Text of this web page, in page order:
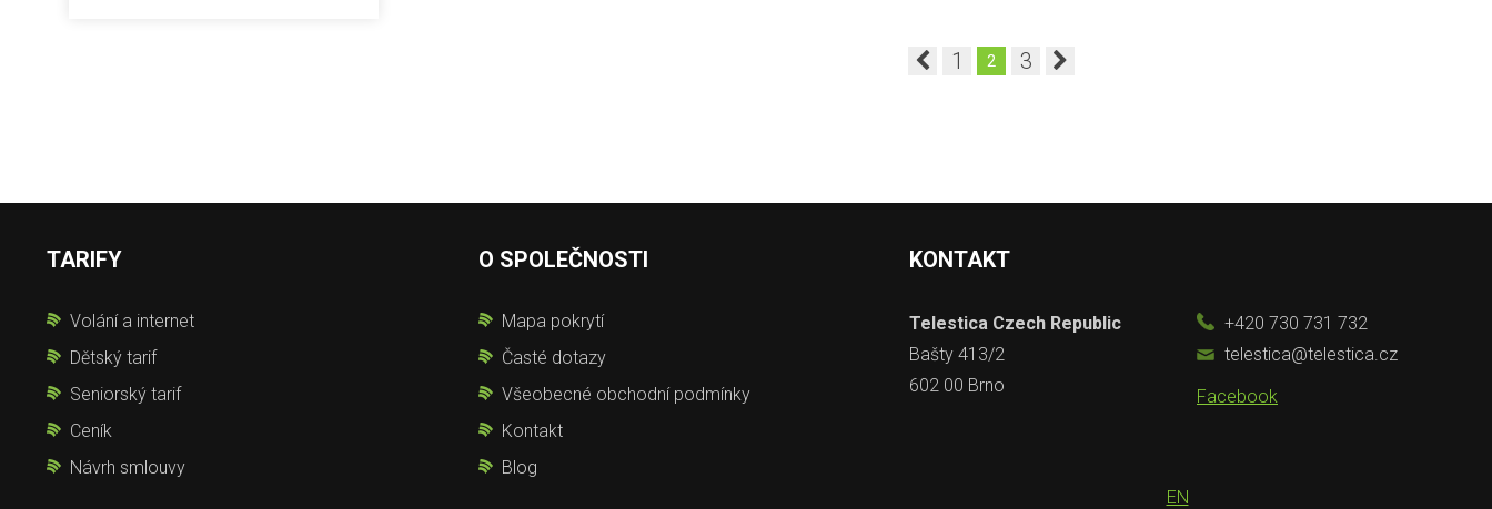
1 2 3
TARIFY
Volání a internet
Dětský tarif
Seniorský tarif
Ceník
Návrh smlouvy
O SPOLEČNOSTI
Mapa pokrytí
Časté dotazy
Všeobecné obchodní podmínky
Kontakt
Blog
KONTAKT
Telestica Czech Republic
Bašty 413/2
602 00 Brno
+420 730 731 732
telestica@telestica.cz
Facebook
EN